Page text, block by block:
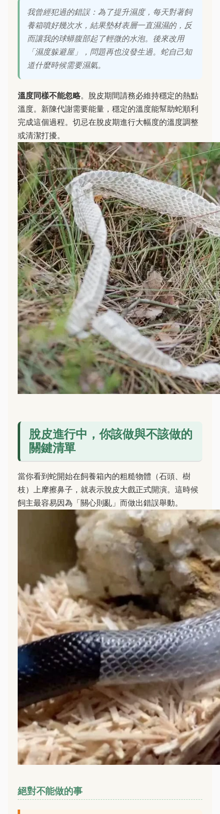
我曾經犯過的錯誤：為了提升濕度，每天對著飼
養箱噴好幾次水，結果墊材表層一直濕濕的，反
而讓我的球蟒腹部起了輕微的水泡。後來改用
「濕度躲避屋」，問題再也沒發生過。蛇自己知
道什麼時候需要濕氣。
溫度同樣不能忽略。脫皮期間請務必維持穩定的熱點
溫度。新陳代謝需要能量，穩定的溫度能幫助蛇順利
完成這個過程。切忌在脫皮期進行大幅度的溫度調整
或清潔打擾。
脫皮進行中，你該做與不該做的
關鍵清單
當你看到蛇開始在飼養箱內的粗糙物體（石頭、樹
枝）上摩擦鼻子，就表示脫皮大戲正式開演。這時候
飼主最容易因為「關心則亂」而做出錯誤舉動。
絕對不能做的事